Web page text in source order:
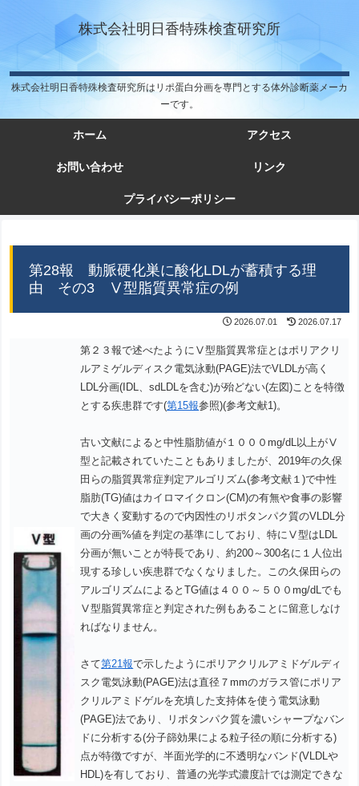
株式会社明日香特殊検査研究所
株式会社明日香特殊検査研究所はリポ蛋白分画を専門とする体外診断薬メーカ
ーです。
ホーム アクセス
お問い合わせ リンク
プライバシーポリシー
第28報 動脈硬化巣に酸化LDLが蓄積する理
由 その3 Ⅴ型脂質異常症の例
2026.07.01 2026.07.17
第２３報で述べたようにⅤ型脂質異常症とはポリアクリ
ルアミゲルディスク電気泳動(PAGE)法でVLDLが高く
LDL分画(IDL、sdLDLを含む)が殆どない(左図)ことを特徴
とする疾患群です(第15報参照)(参考文献1)。
古い文献によると中性脂肪値が１０００mg/dL以上がⅤ
型と記載されていたこともありましたが、2019年の久保
田らの脂質異常症判定アルゴリズム(参考文献１)で中性
脂肪(TG)値はカイロマイクロン(CM)の有無や食事の影響
で大きく変動するので内因性のリポタンパク質のVLDL分
画の分画%値を判定の基準にしており、特にⅤ型はLDL
分画が無いことが特長であり、約200～300名に１人位出
現する珍しい疾患群でなくなりました。この久保田らの
アルゴリズムによるとTG値は４００～５００mg/dLでも
Ⅴ型脂質異常症と判定された例もあることに留意しなけ
ればなりません。
さて第21報で示したようにポリアクリルアミドゲルディ
スク電気泳動(PAGE)法は直径７mmのガラス管にポリア
クリルアミドゲルを充填した支持体を使う電気泳動
(PAGE)法であり、リポタンパク質を濃いシャープなバン
ドに分析する(分子篩効果による粒子径の順に分析する)
点が特徴ですが、半面光学的に不透明なバンド(VLDLや
HDL)を有しており、普通の光学式濃度計では測定できな